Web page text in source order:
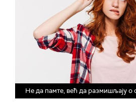
Не да памте, већ да размишљају о